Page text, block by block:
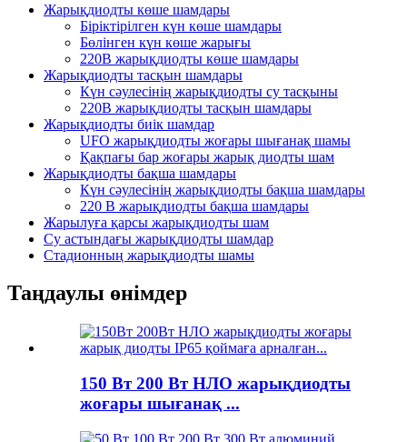
Жарықдиодты көше шамдары
Біріктірілген күн көше шамдары
Бөлінген күн көше жарығы
220В жарықдиодты көше шамдары
Жарықдиодты тасқын шамдары
Күн сәулесінің жарықдиодты су тасқыны
220В жарықдиодты тасқын шамдары
Жарықдиодты биік шамдар
UFO жарықдиодты жоғары шығанақ шамы
Қақпағы бар жоғары жарық диодты шам
Жарықдиодты бақша шамдары
Күн сәулесінің жарықдиодты бақша шамдары
220 В жарықдиодты бақша шамдары
Жарылуға қарсы жарықдиодты шам
Су астындағы жарықдиодты шамдар
Стадионның жарықдиодты шамы
Таңдаулы өнімдер
150 Вт 200 Вт НЛО жарықдиодты
жоғары шығанақ ...